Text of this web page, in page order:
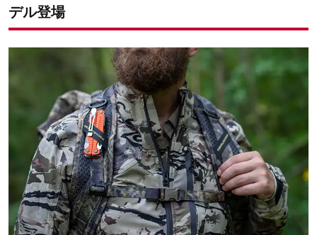
デル登場